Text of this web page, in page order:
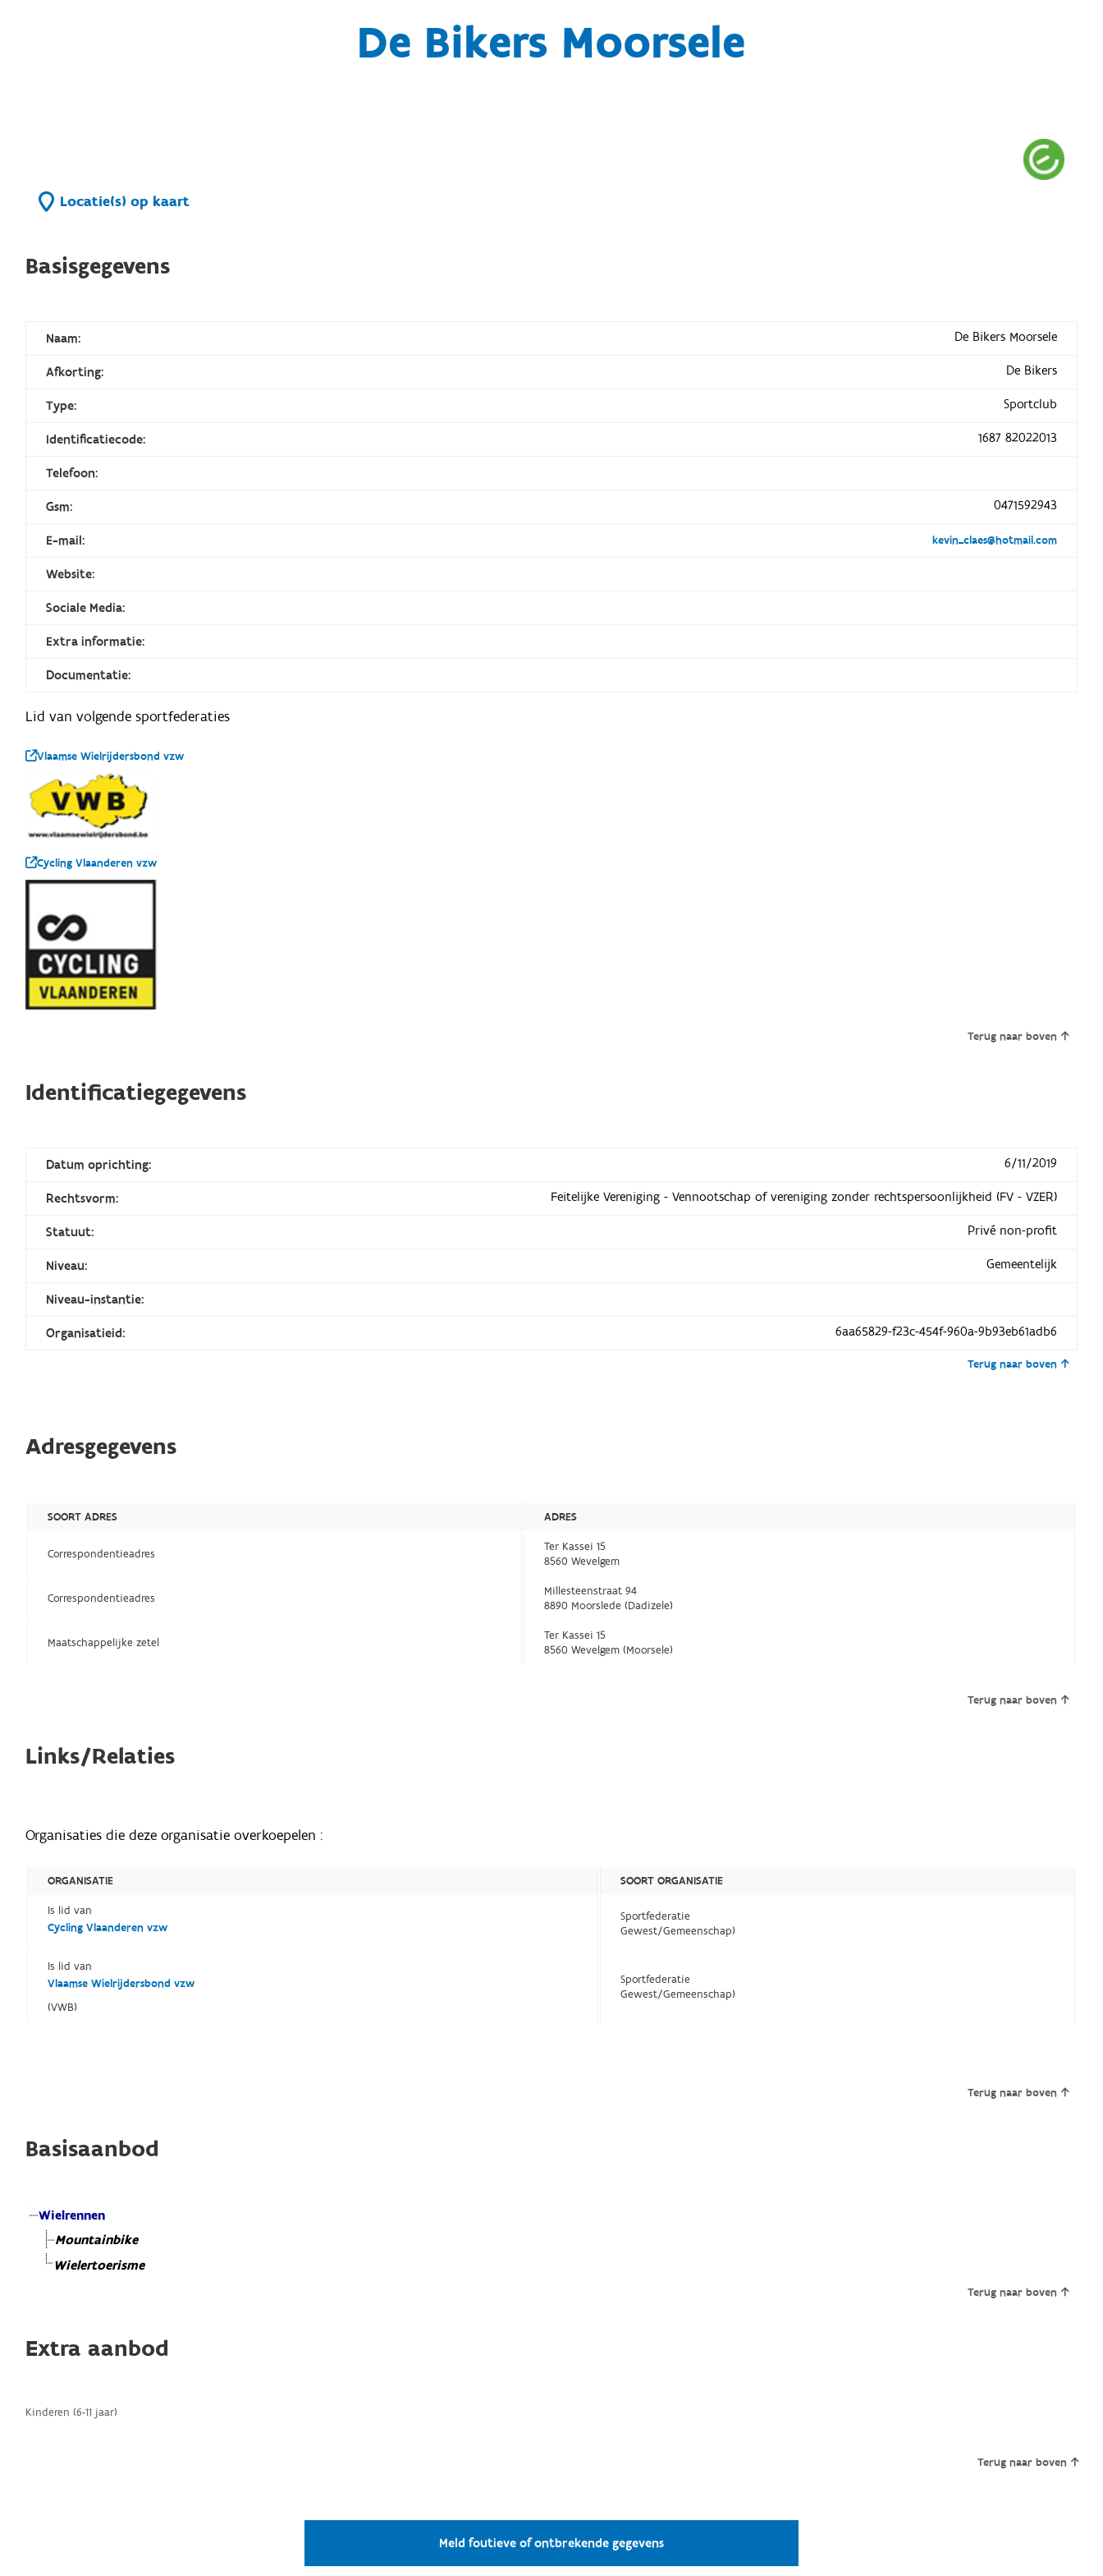
De Bikers Moorsele
Locatie(s) op kaart
Basisgegevens
Naam: De Bikers Moorsele
Afkorting: De Bikers
Type: Sportclub
Identificatiecode: 1687 82022013
Telefoon:
Gsm: 0471592943
E-mail: kevin_claes@hotmail.com
Website:
Sociale Media:
Extra informatie:
Documentatie:
Lid van volgende sportfederaties
Vlaamse Wielrijdersbond vzw
Cycling Vlaanderen vzw
Terug naar boven
Identificatiegegevens
Datum oprichting: 6/11/2019
Rechtsvorm: Feitelijke Vereniging - Vennootschap of vereniging zonder rechtspersoonlijkheid (FV - VZER)
Statuut: Privé non-profit
Niveau: Gemeentelijk
Niveau-instantie:
Organisatieid: 6aa65829-f23c-454f-960a-9b93eb61adb6
Terug naar boven
Adresgegevens
SOORT ADRES ADRES
Correspondentieadres
Ter Kassei 15
8560 Wevelgem
Correspondentieadres
Millesteenstraat 94
8890 Moorslede (Dadizele)
Maatschappelijke zetel
Ter Kassei 15
8560 Wevelgem (Moorsele)
Terug naar boven
Links/Relaties
Organisaties die deze organisatie overkoepelen :
ORGANISATIE
SOORT ORGANISATIE
Is lid van
Cycling Vlaanderen vzw
Sportfederatie
Gewest/Gemeenschap)
Is lid van
Vlaamse Wielrijdersbond vzw
(VWB)
Sportfederatie
Gewest/Gemeenschap)
Terug naar boven
Basisaanbod
Wielrennen
Mountainbike
Wielertoerisme
Terug naar boven
Extra aanbod
Kinderen (6-11 jaar)
Terug naar boven
Meld foutieve of ontbrekende gegevens